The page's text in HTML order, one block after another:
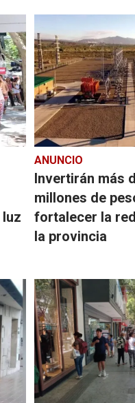
ANUNCIO
Invertirán más
millones de
fortalecer la
la provincia